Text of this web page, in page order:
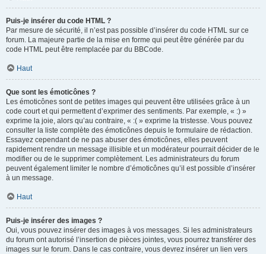
Puis-je insérer du code HTML ?
Par mesure de sécurité, il n’est pas possible d’insérer du code HTML sur ce
forum. La majeure partie de la mise en forme qui peut être générée par du
code HTML peut être remplacée par du BBCode.
Haut
Que sont les émoticônes ?
Les émoticônes sont de petites images qui peuvent être utilisées grâce à un
code court et qui permettent d’exprimer des sentiments. Par exemple, « :) »
exprime la joie, alors qu’au contraire, « :( » exprime la tristesse. Vous pouvez
consulter la liste complète des émoticônes depuis le formulaire de rédaction.
Essayez cependant de ne pas abuser des émoticônes, elles peuvent
rapidement rendre un message illisible et un modérateur pourrait décider de le
modifier ou de le supprimer complètement. Les administrateurs du forum
peuvent également limiter le nombre d’émoticônes qu’il est possible d’insérer
à un message.
Haut
Puis-je insérer des images ?
Oui, vous pouvez insérer des images à vos messages. Si les administrateurs
du forum ont autorisé l’insertion de pièces jointes, vous pourrez transférer des
images sur le forum. Dans le cas contraire, vous devrez insérer un lien vers